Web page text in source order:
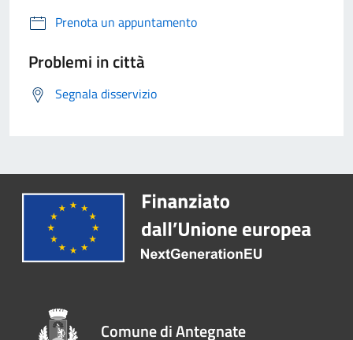
Prenota un appuntamento
Problemi in città
Segnala disservizio
Comune di Antegnate